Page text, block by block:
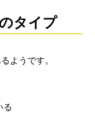
タイプ
ようです。
る